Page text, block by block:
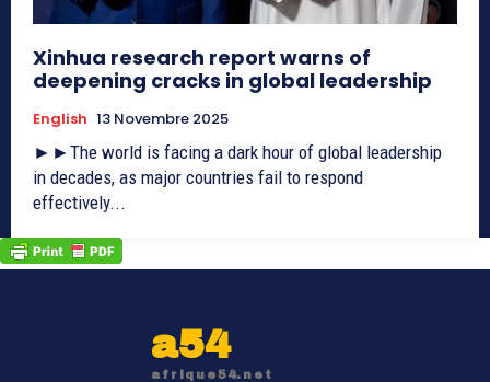
Xinhua research report warns of
deepening cracks in global leadership
English 13 Novembre 2025
►►The world is facing a dark hour of global leadership
in decades, as major countries fail to respond
effectively...
a54
afrique54.net